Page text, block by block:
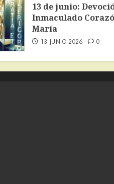
13 de junio:
Inmaculado
María
13 JUNIO 2026 0